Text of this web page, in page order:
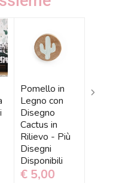
Pomello in
Legno con
Disegno
Cactus in
Rilievo - Più
Disegni
Disponibili
€ 5,00